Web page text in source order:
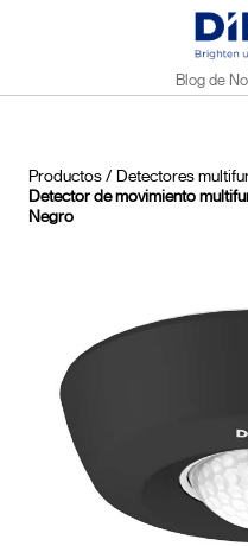
Blog de
Productos/ Detectores
Detector de movimiento
Negro